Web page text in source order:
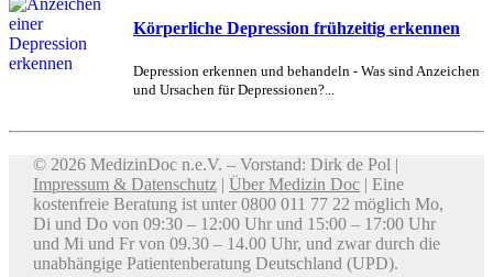
Körperliche Depression frühzeitig erkennen
Depression erkennen und behandeln - Was sind Anzeichen
und Ursachen für Depressionen?...
© 2026 MedizinDoc n.e.V. – Vorstand: Dirk de Pol |
Impressum & Datenschutz | Über Medizin Doc | Eine
kostenfreie Beratung ist unter 0800 011 77 22 möglich Mo,
Di und Do von 09:30 – 12:00 Uhr und 15:00 – 17:00 Uhr
und Mi und Fr von 09.30 – 14.00 Uhr, und zwar durch die
unabhängige Patientenberatung Deutschland (UPD).